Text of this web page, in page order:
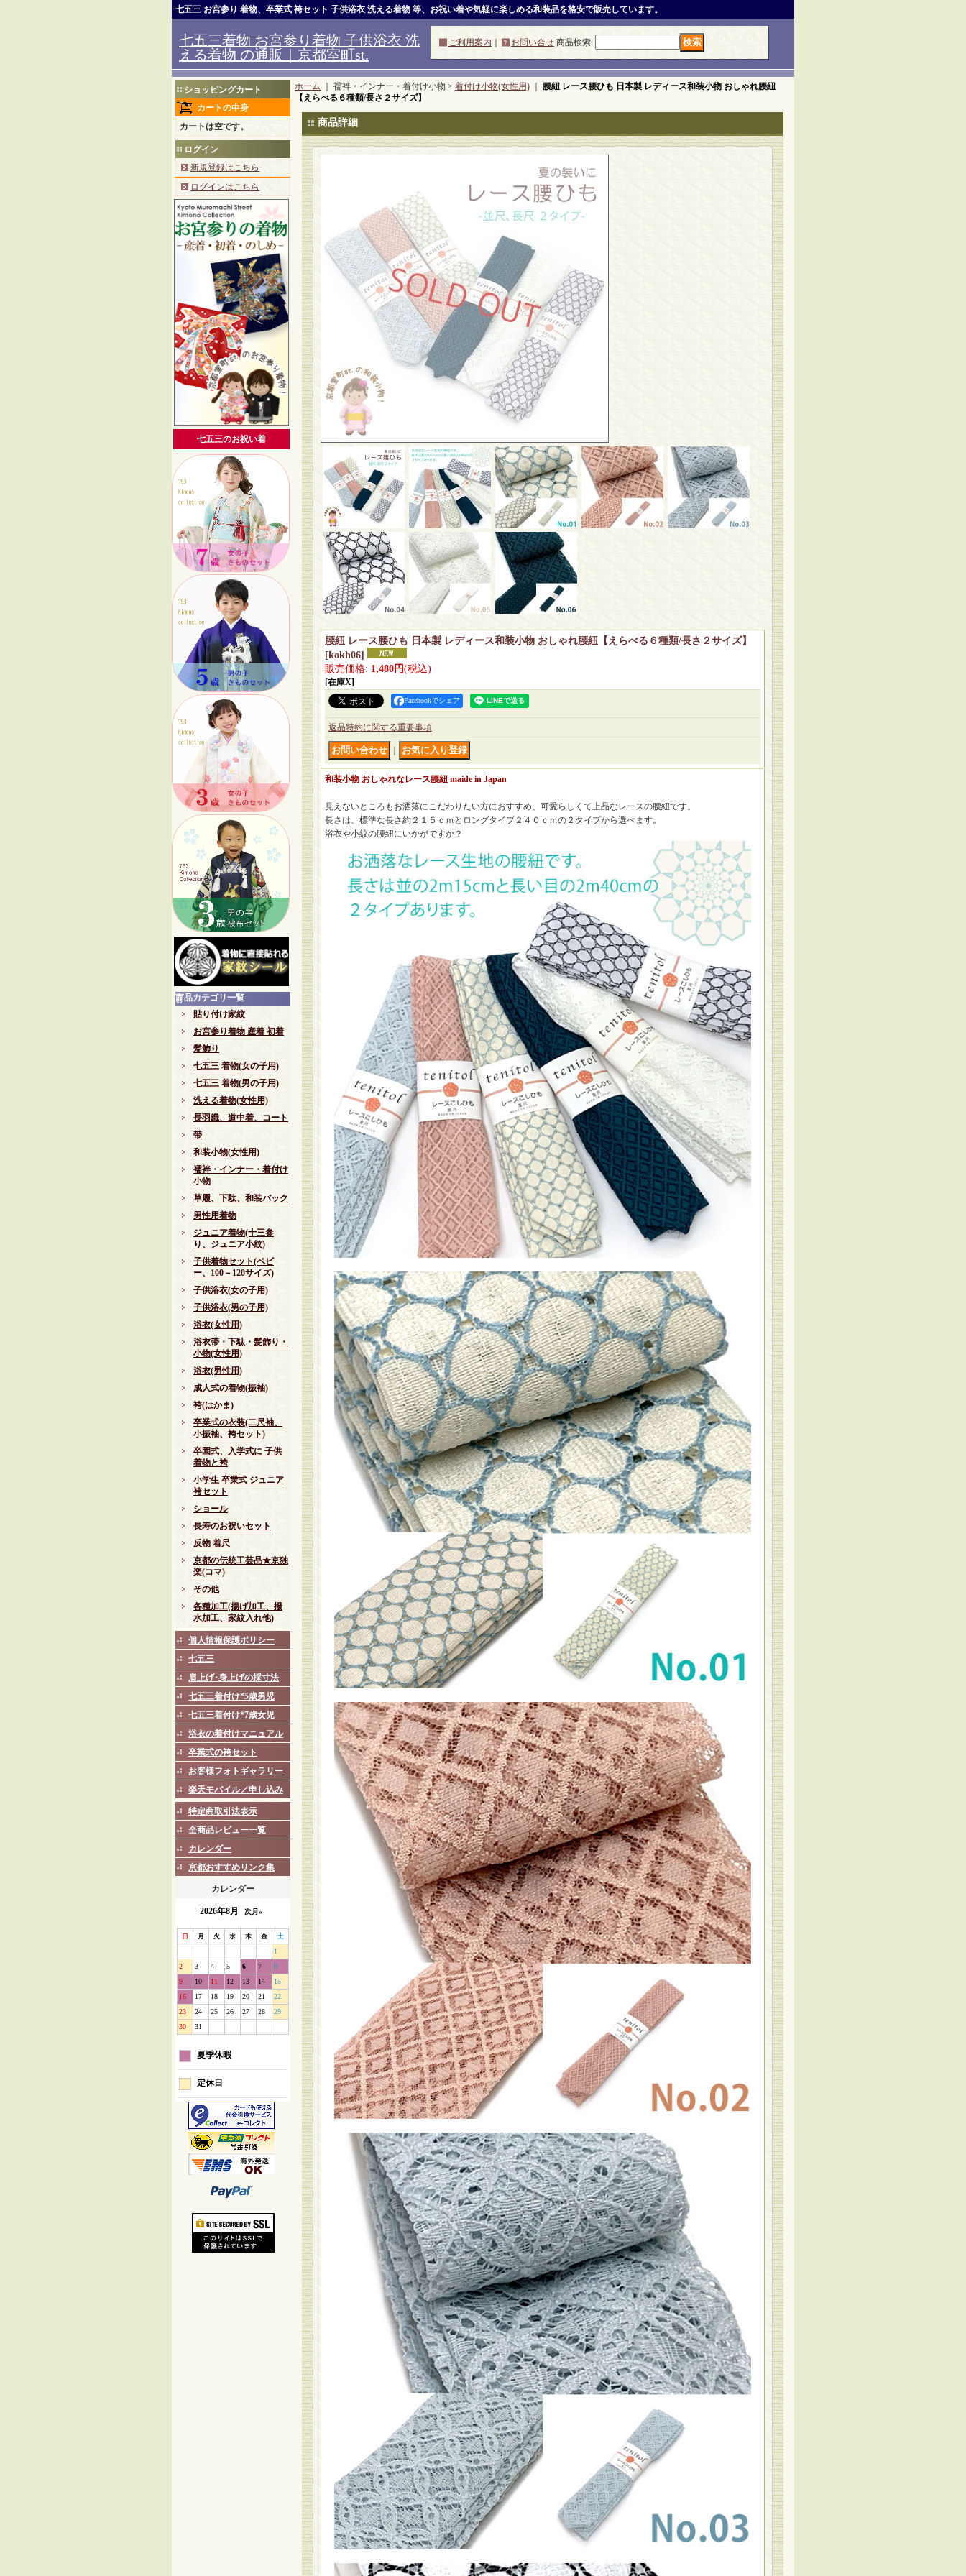
七五三 お宮参り 着物、卒業式 袴セット 子供浴衣 洗える着物 等、お祝い着や気軽に楽しめる和装品を格安で販売しています。
七五三着物 お宮参り着物 子供浴衣 洗
える着物 の通販｜京都室町st.
ご利用案内 お問い合せ 商品検索:
ショッピングカート
カートの中身
カートは空です。
ログイン
新規登録はこちら
ログインはこちら
七五三のお祝い着
商品カテゴリ一覧
貼り付け家紋
お宮参り着物 産着 初着
髪飾り
七五三 着物(女の子用)
七五三 着物(男の子用)
洗える着物(女性用)
長羽織、道中着、コート
帯
和装小物(女性用)
襦袢・インナー・着付け
小物
草履、下駄、和装バック
男性用着物
ジュニア着物(十三参
り、ジュニア小紋)
子供着物セット(ベビ
ー、100－120サイズ)
子供浴衣(女の子用)
子供浴衣(男の子用)
浴衣(女性用)
浴衣帯・下駄・髪飾り・
小物(女性用)
浴衣(男性用)
成人式の着物(振袖)
袴(はかま)
卒業式の衣装(二尺袖、
小振袖、袴セット)
卒園式、入学式に 子供
着物と袴
小学生 卒業式 ジュニア
袴セット
ショール
長寿のお祝いセット
反物 着尺
京都の伝統工芸品★京独
楽(コマ)
その他
各種加工(揚げ加工、撥
水加工、家紋入れ他)
個人情報保護ポリシー
七五三
肩上げ･身上げの採寸法
七五三着付け*5歳男児
七五三着付け*7歳女児
浴衣の着付けマニュアル
卒業式の袴セット
お客様フォトギャラリー
楽天モバイル／申し込み
特定商取引法表示
全商品レビュー一覧
カレンダー
京都おすすめリンク集
カレンダー
2026年8月 次月»
日 月 火 水 木 金 土
1
2
3 4 5 6 7
8
9
10 11 12 13 14
15
16
17 18 19 20 21
22
23
24 25 26 27 28
29
30
31
夏季休暇
定休日
ホーム ｜ 襦袢・インナー・着付け小物 > 着付け小物(女性用)
腰紐 レース腰ひも 日本製 レディース和装小物 おしゃれ腰紐
【えらべる６種類/長さ２サイズ】
商品詳細
腰紐 レース腰ひも 日本製 レディース和装小物 おしゃれ腰紐【えらべる６種類/長さ２サイズ】
[kokh06]
販売価格: 1,480円(税込)
[在庫X]
Facebookでシェア
返品特約に関する重要事項
和装小物 おしゃれなレース腰紐 maide in Japan
見えないところもお洒落にこだわりたい方におすすめ、可愛らしくて上品なレースの腰紐です。
長さは、標準な長さ約２１５ｃｍとロングタイプ２４０ｃｍの２タイプから選べます。
浴衣や小紋の腰紐にいかがですか？